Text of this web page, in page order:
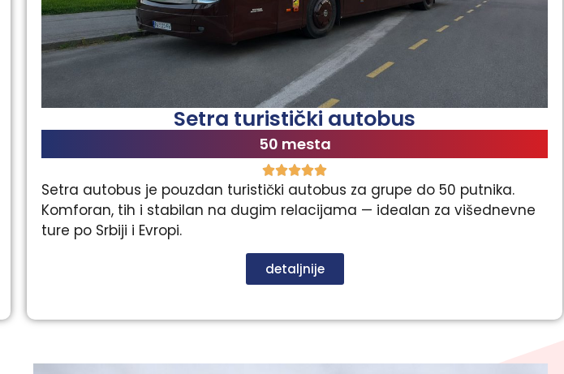
Setra turistički autobus
50 mesta
Setra autobus je pouzdan turistički autobus za grupe do 50 putnika.
Komforan, tih i stabilan na dugim relacijama — idealan za višednevne
ture po Srbiji i Evropi.
detaljnije